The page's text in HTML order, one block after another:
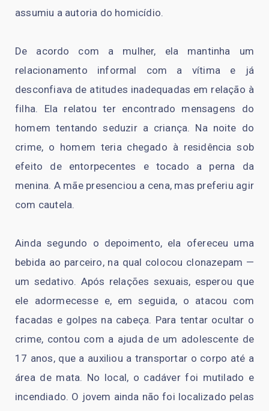
assumiu a autoria do homicídio.
De acordo com a mulher, ela mantinha um
relacionamento informal com a vítima e já
desconfiava de atitudes inadequadas em relação à
filha. Ela relatou ter encontrado mensagens do
homem tentando seduzir a criança. Na noite do
crime, o homem teria chegado à residência sob
efeito de entorpecentes e tocado a perna da
menina. A mãe presenciou a cena, mas preferiu agir
com cautela.
Ainda segundo o depoimento, ela ofereceu uma
bebida ao parceiro, na qual colocou clonazepam —
um sedativo. Após relações sexuais, esperou que
ele adormecesse e, em seguida, o atacou com
facadas e golpes na cabeça. Para tentar ocultar o
crime, contou com a ajuda de um adolescente de
17 anos, que a auxiliou a transportar o corpo até a
área de mata. No local, o cadáver foi mutilado e
incendiado. O jovem ainda não foi localizado pelas